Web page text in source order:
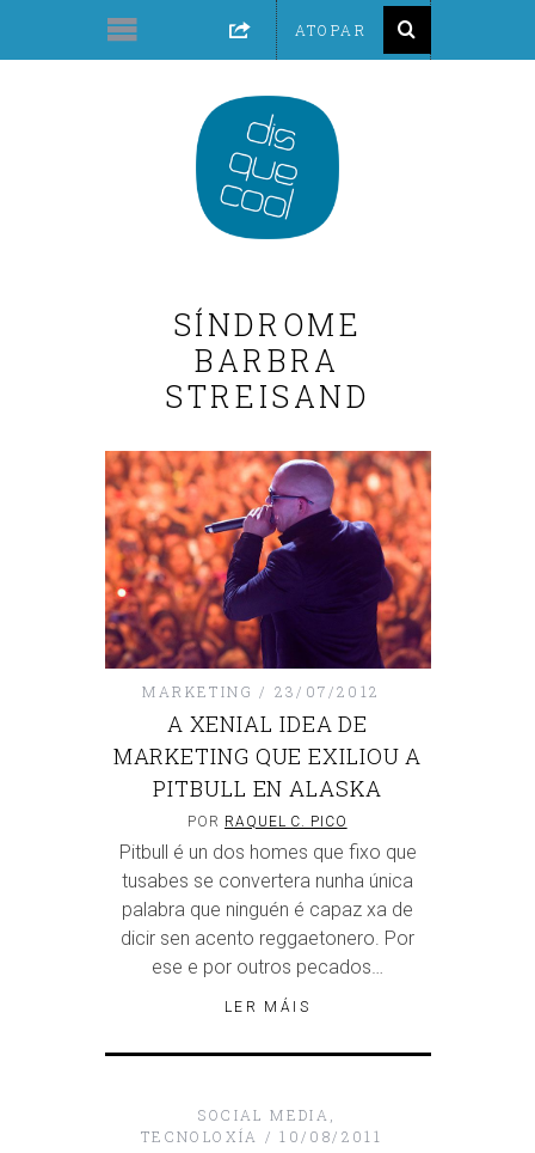
SÍNDROME
BARBRA
STREISAND
MARKETING 23/07/2012
A XENIAL IDEA DE
MARKETING QUE EXILIOU A
PITBULL EN ALASKA
POR RAQUEL C. PICO
Pitbull é un dos homes que fixo que
tusabes se convertera nunha única
palabra que ninguén é capaz xa de
dicir sen acento reggaetonero. Por
ese e por outros pecados…
LER MÁIS
SOCIAL MEDIA
TECNOLOXÍA
10/08/2011